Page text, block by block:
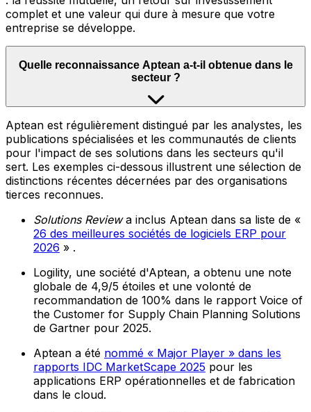
complet et une valeur qui dure à mesure que votre
entreprise se développe.
Quelle reconnaissance Aptean a-t-il obtenue dans le
secteur ?
Aptean est régulièrement distingué par les analystes, les
publications spécialisées et les communautés de clients
pour l'impact de ses solutions dans les secteurs qu'il
sert. Les exemples ci-dessous illustrent une sélection de
distinctions récentes décernées par des organisations
tierces reconnues.
Solutions Reviewa inclus Aptean dans sa liste de «
26 des meilleures sociétés de logiciels ERP pour
2026 » .
Logility, une société d'Aptean, a obtenu une note
globale de 4,9/5 étoiles et une volonté de
recommandation de 100% dans le rapport Voice of
the Customer for Supply Chain Planning Solutions
de Gartner pour 2025.
Aptean a été nommé « Major Player » dans les
rapports IDC MarketScape 2025 pour les
applications ERP opérationnelles et de fabrication
dans le cloud.